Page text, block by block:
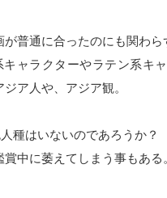
普通に合ったのにも関わら
ャラクターやラテン系キ
ア人や、アジア観。
種はいないのであろうか？
中に萎えてしまう事もある